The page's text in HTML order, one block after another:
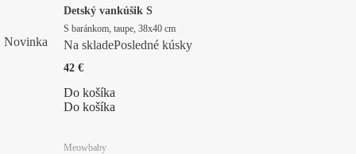
Novinka
Detský vankúšik S
S baránkom, taupe, 38x40 cm
Na skladePosledné kúsky
42 €
Do košíka
Do košíka
Meowbaby